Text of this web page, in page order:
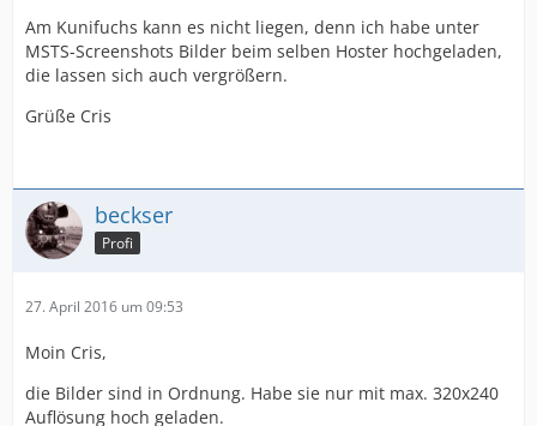
Am Kunifuchs kann es nicht liegen, denn ich habe unter
MSTS-Screenshots Bilder beim selben Hoster hochgeladen,
die lassen sich auch vergrößern.
Grüße Cris
beckser
Profi
27. April 2016 um 09:53
Moin Cris,
die Bilder sind in Ordnung. Habe sie nur mit max. 320x240
Auflösung hoch geladen.